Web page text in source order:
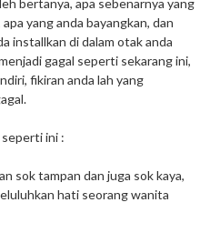
bertanya, apa sebenarnya yang
yang anda bayangkan, dan
installkan di dalam otak anda
gagal seperti sekarang ini,
fikiran anda lah yang
ini :
sok tampan dan juga sok kaya,
hati seorang wanita